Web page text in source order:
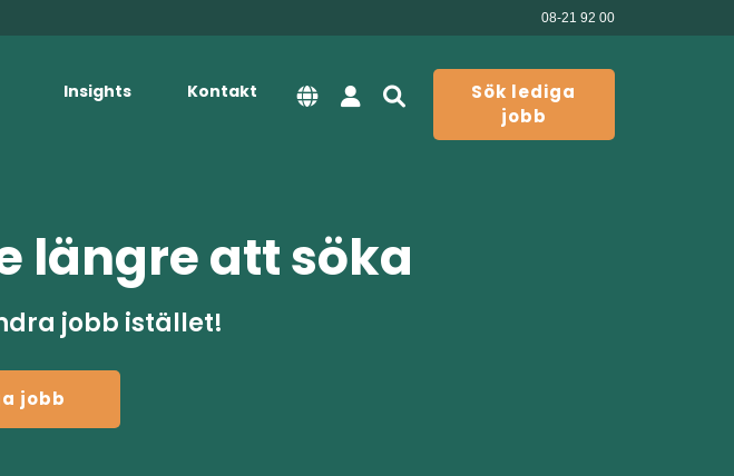
08-21 92 00
Insights Kontakt
Sök lediga
jobb
längre att söka
jobb istället!
jobb